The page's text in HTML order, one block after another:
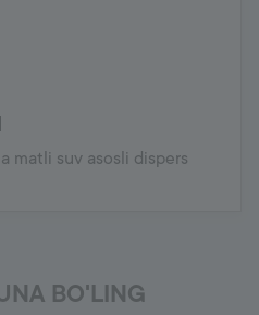
matli suv asosli dispers
BO'LING